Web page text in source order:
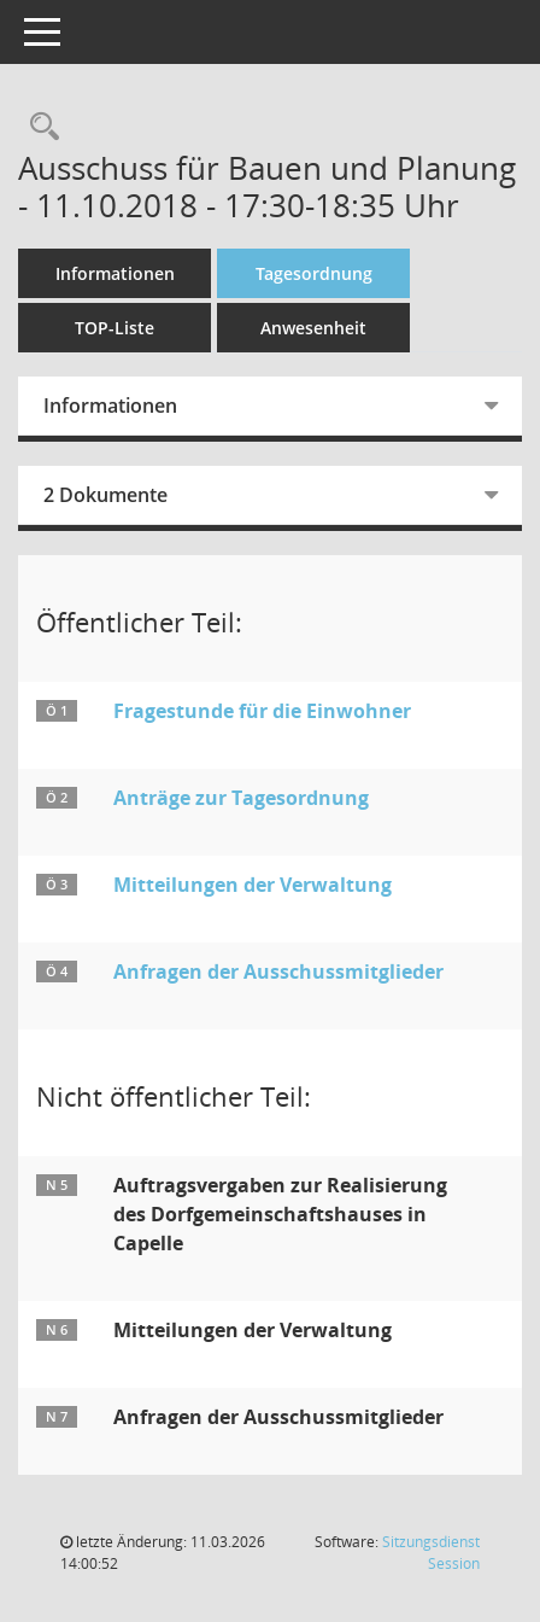
Toggle navigation
Rechercheauswahl
Ausschuss für Bauen und Planung
- 11.10.2018 - 17:30-18:35 Uhr
Informationen Tagesordnung
TOP-Liste Anwesenheit
Informationen
2 Dokumente
Öffentlicher Teil:
Ö 1 Fragestunde für die Einwohner
Ö 2 Anträge zur Tagesordnung
Ö 3 Mitteilungen der Verwaltung
Ö 4 Anfragen der Ausschussmitglieder
Nicht öffentlicher Teil:
N 5
Auftragsvergaben zur Realisierung
des Dorfgemeinschaftshauses in
Capelle
N 6 Mitteilungen der Verwaltung
N 7 Anfragen der Ausschussmitglieder
letzte Änderung: 11.03.2026
14:00:52
Software:Sitzungsdienst
Session(Wird in